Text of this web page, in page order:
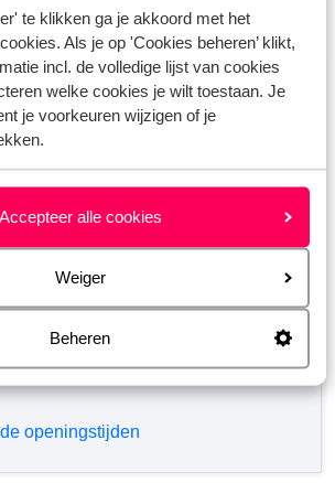
te klikken ga je akkoord met het
Als je op 'Cookies beheren’ klikt,
incl. de volledige lijst van cookies
welke cookies je wilt toestaan. Je
je voorkeuren wijzigen of je
Accepteer alle cookies
Weiger
Beheren
niet gevonden?
het nummer+31102700820. Je
nummer ook bellen, houd dan
wachttijden.
openingstijden